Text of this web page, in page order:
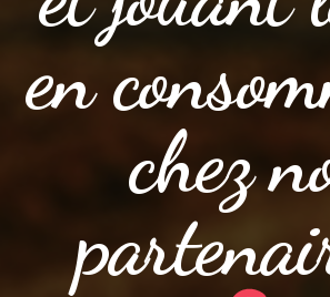
en
chez